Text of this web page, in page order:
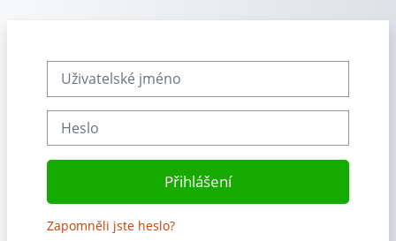
Přeskočit na vytvoření nového účtu
Uživatelské jméno
Přihlášení
Zapomněli jste heslo?